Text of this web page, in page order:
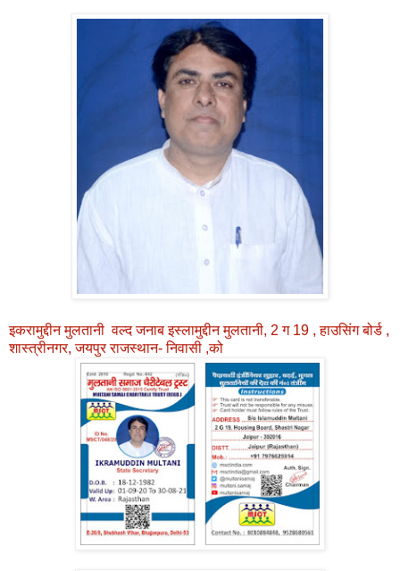
इकरामुद्दीन मुलतानी वल्द जनाब इस्लामुद्दीन मुलतानी, 2 ग 19 , हाउसिंग बोर्ड ,
शास्त्रीनगर, जयपुर राजस्थान- निवासी ,को